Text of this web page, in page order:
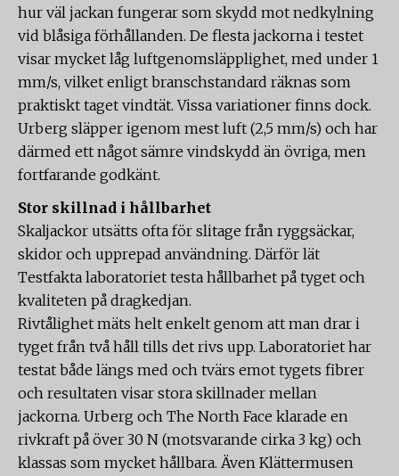
hur väl jackan fungerar som skydd mot nedkylning
vid blåsiga förhållanden. De flesta jackorna i testet
visar mycket låg luftgenomsläpplighet, med under 1
mm/s, vilket enligt branschstandard räknas som
praktiskt taget vindtät. Vissa variationer finns dock.
Urberg släpper igenom mest luft (2,5 mm/s) och har
därmed ett något sämre vindskydd än övriga, men
fortfarande godkänt.
Stor skillnad i hållbarhet
Skaljackor utsätts ofta för slitage från ryggsäckar,
skidor och upprepad användning. Därför lät
Testfakta laboratoriet testa hållbarhet på tyget och
kvaliteten på dragkedjan.
Rivtålighet mäts helt enkelt genom att man drar i
tyget från två håll tills det rivs upp. Laboratoriet har
testat både längs med och tvärs emot tygets fibrer
och resultaten visar stora skillnader mellan
jackorna. Urberg och The North Face klarade en
rivkraft på över 30 N (motsvarande cirka 3 kg) och
klassas som mycket hållbara. Även Klättermusen